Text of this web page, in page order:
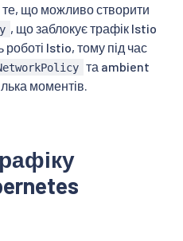
те, що можливо створити
, що заблокує трафік Istio
Istio, тому під час
та ambient
моментів.